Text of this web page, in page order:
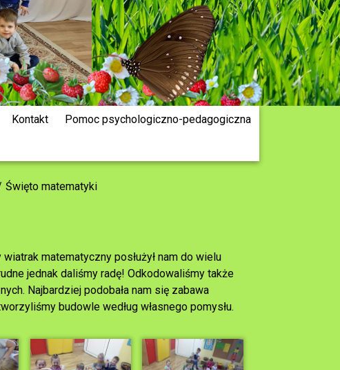
Kontakt Pomoc psychologiczno-pedagogiczna
Święto matematyki
matematyczny posłużył nam do wielu
jednak daliśmy radę! Odkodowaliśmy także
Najbardziej podobała nam się zabawa
budowle według własnego pomysłu.